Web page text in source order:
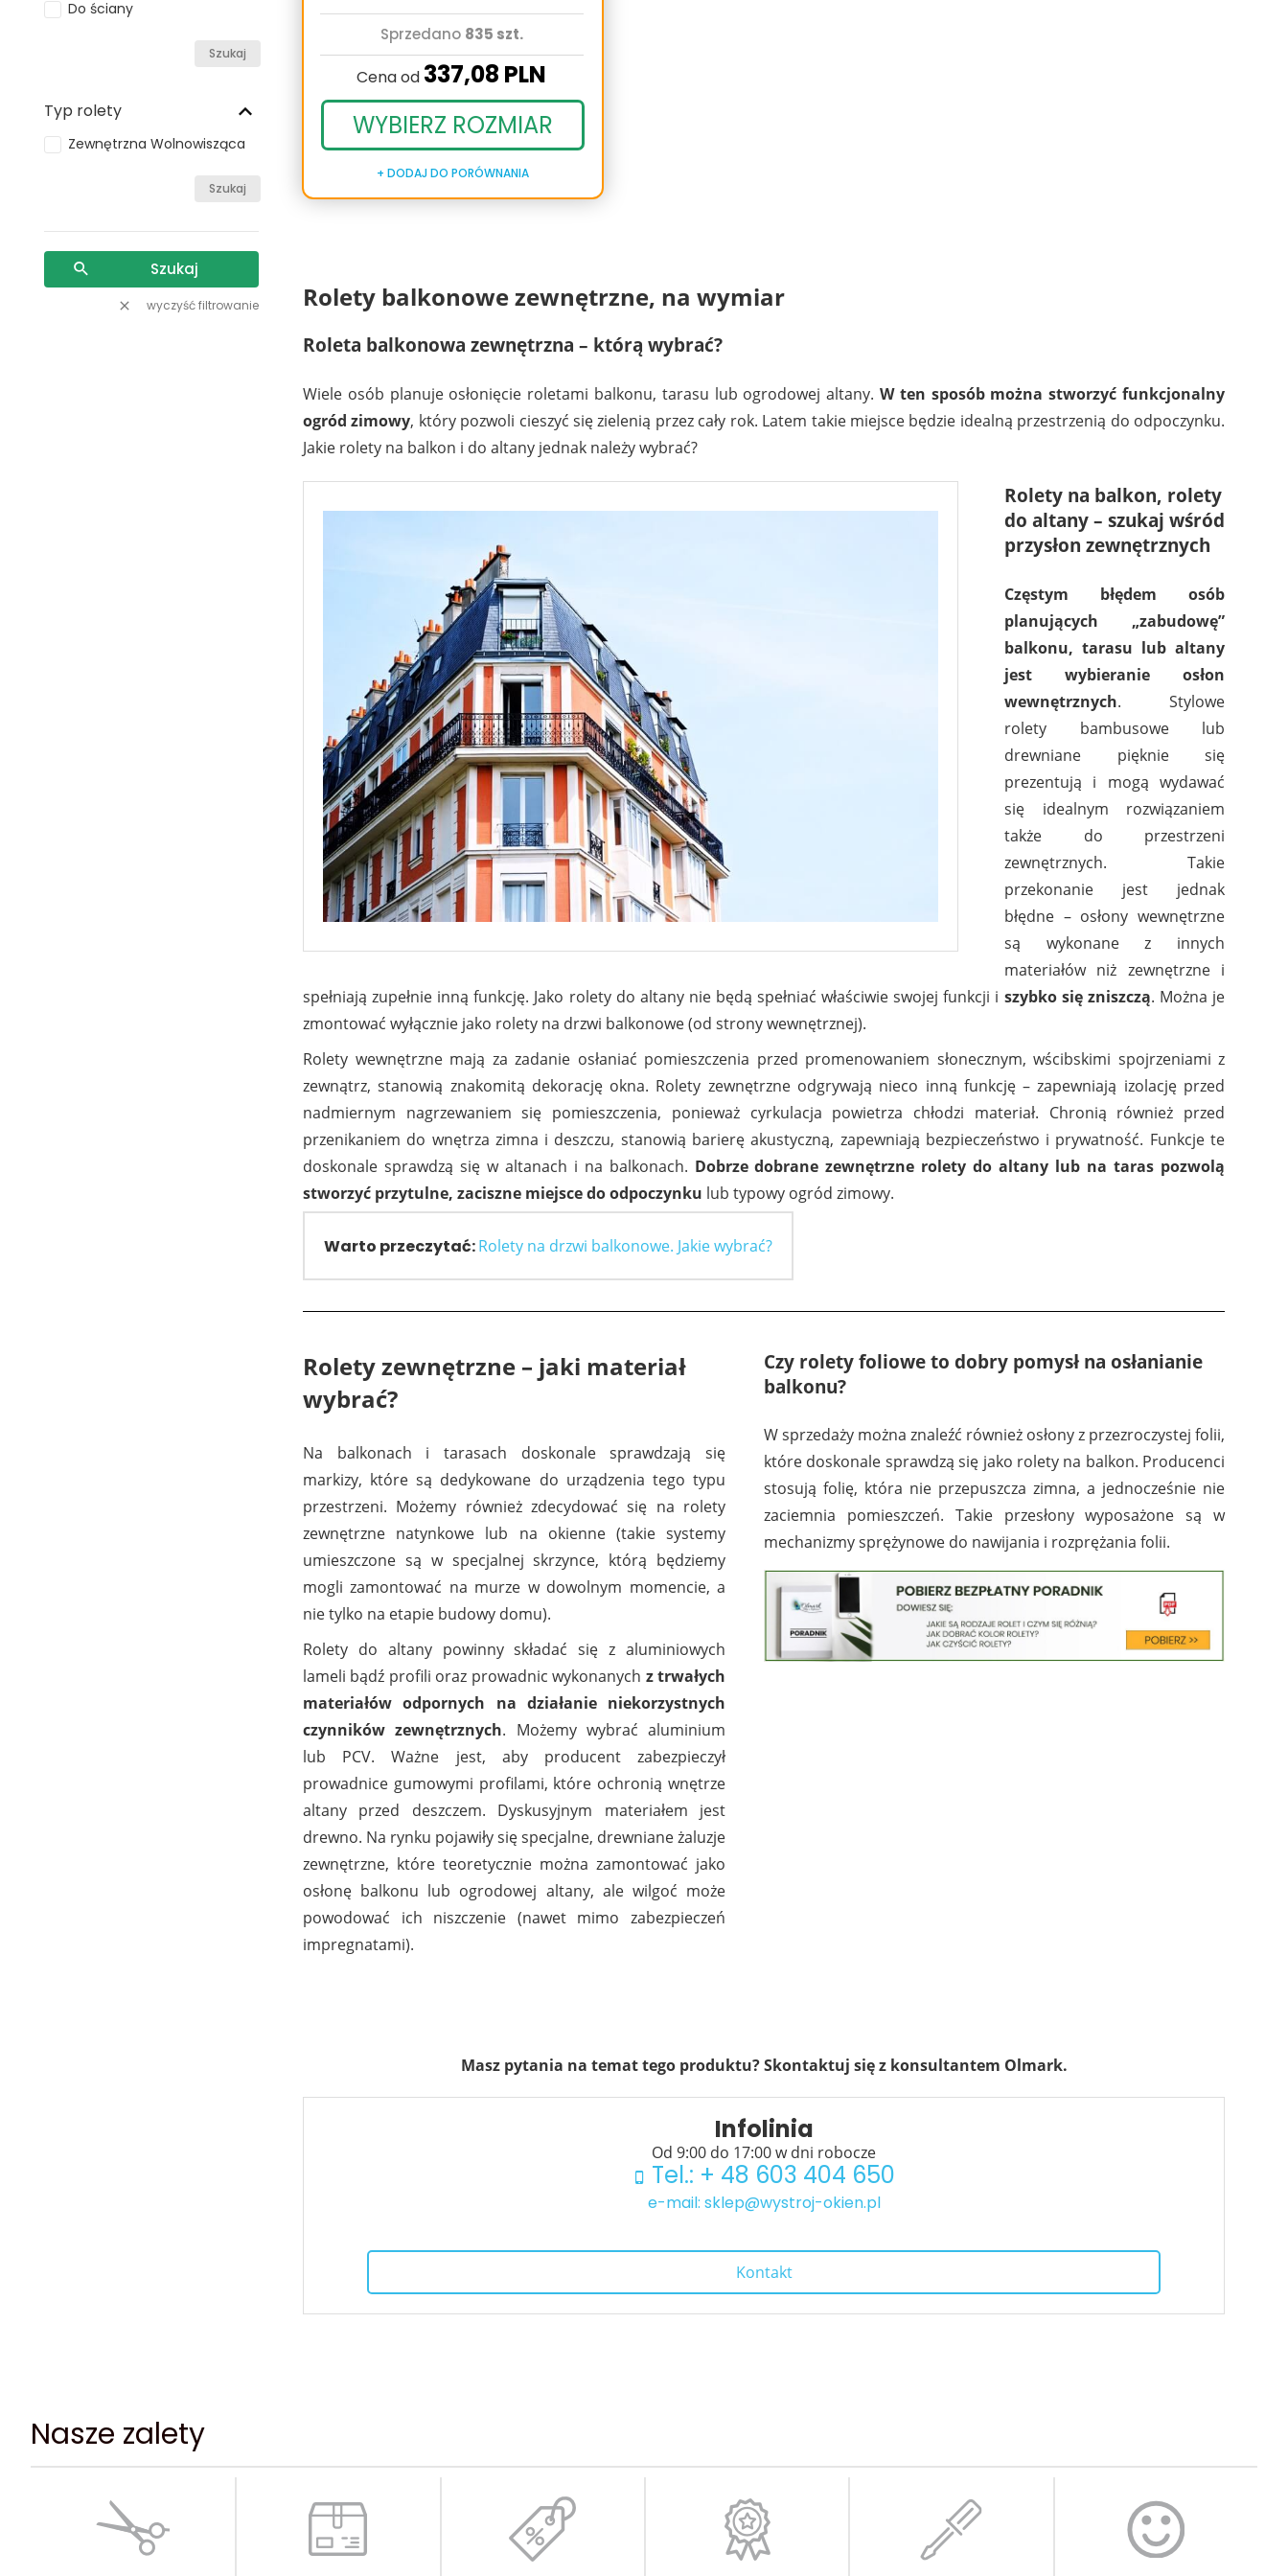
Do ściany
Szukaj
Typ rolety
Zewnętrzna Wolnowisząca
Szukaj
Szukaj
wyczyść filtrowanie
Sprzedano 835 szt.
Cena od 337,08 PLN
WYBIERZ ROZMIAR
+ DODAJ DO PORÓWNANIA
Rolety balkonowe zewnętrzne, na wymiar
Roleta balkonowa zewnętrzna – którą wybrać?
Wiele osób planuje osłonięcie roletami balkonu, tarasu lub ogrodowej altany. W ten sposób można stworzyć funkcjonalny
ogród zimowy, który pozwoli cieszyć się zielenią przez cały rok. Latem takie miejsce będzie idealną przestrzenią do odpoczynku.
Jakie rolety na balkon i do altany jednak należy wybrać?
Rolety na balkon, rolety
do altany – szukaj wśród
przysłon zewnętrznych
Częstym błędem osób
planujących „zabudowę”
balkonu, tarasu lub altany
jest wybieranie osłon
wewnętrznych. Stylowe
rolety bambusowe lub
drewniane pięknie się
prezentują i mogą wydawać
się idealnym rozwiązaniem
także do przestrzeni
zewnętrznych. Takie
przekonanie jest jednak
błędne – osłony wewnętrzne
są wykonane z innych
materiałów niż zewnętrzne i
spełniają zupełnie inną funkcję. Jako rolety do altany nie będą spełniać właściwie swojej funkcji i szybko się zniszczą. Można je
zmontować wyłącznie jako rolety na drzwi balkonowe (od strony wewnętrznej).
Rolety wewnętrzne mają za zadanie osłaniać pomieszczenia przed promenowaniem słonecznym, wścibskimi spojrzeniami z
zewnątrz, stanowią znakomitą dekorację okna. Rolety zewnętrzne odgrywają nieco inną funkcję – zapewniają izolację przed
nadmiernym nagrzewaniem się pomieszczenia, ponieważ cyrkulacja powietrza chłodzi materiał. Chronią również przed
przenikaniem do wnętrza zimna i deszczu, stanowią barierę akustyczną, zapewniają bezpieczeństwo i prywatność. Funkcje te
doskonale sprawdzą się w altanach i na balkonach. Dobrze dobrane zewnętrzne rolety do altany lub na taras pozwolą
stworzyć przytulne, zaciszne miejsce do odpoczynku lub typowy ogród zimowy.
Warto przeczytać:Rolety na drzwi balkonowe. Jakie wybrać?
Rolety zewnętrzne – jaki materiał
wybrać?
Na balkonach i tarasach doskonale sprawdzają się
markizy, które są dedykowane do urządzenia tego typu
przestrzeni. Możemy również zdecydować się na rolety
zewnętrzne natynkowe lub na okienne (takie systemy
umieszczone są w specjalnej skrzynce, którą będziemy
mogli zamontować na murze w dowolnym momencie, a
nie tylko na etapie budowy domu).
Rolety do altany powinny składać się z aluminiowych
lameli bądź profili oraz prowadnic wykonanych z trwałych
materiałów odpornych na działanie niekorzystnych
czynników zewnętrznych. Możemy wybrać aluminium
lub PCV. Ważne jest, aby producent zabezpieczył
prowadnice gumowymi profilami, które ochronią wnętrze
altany przed deszczem. Dyskusyjnym materiałem jest
drewno. Na rynku pojawiły się specjalne, drewniane żaluzje
zewnętrzne, które teoretycznie można zamontować jako
osłonę balkonu lub ogrodowej altany, ale wilgoć może
powodować ich niszczenie (nawet mimo zabezpieczeń
impregnatami).
Czy rolety foliowe to dobry pomysł na osłanianie
balkonu?
W sprzedaży można znaleźć również osłony z przezroczystej folii,
które doskonale sprawdzą się jako rolety na balkon. Producenci
stosują folię, która nie przepuszcza zimna, a jednocześnie nie
zaciemnia pomieszczeń. Takie przesłony wyposażone są w
mechanizmy sprężynowe do nawijania i rozprężania folii.
Masz pytania na temat tego produktu? Skontaktuj się z konsultantem Olmark.
Infolinia
Od 9:00 do 17:00 w dni robocze
Tel.: + 48 603 404 650
e-mail: sklep@wystroj-okien.pl
Kontakt
Nasze zalety